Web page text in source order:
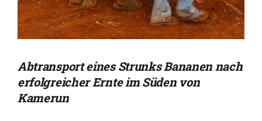
Abtransport eines Strunks Bananen nach
erfolgreicher Ernte im Süden von
Kamerun